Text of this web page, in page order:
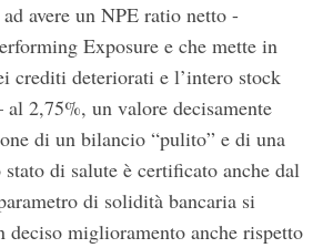
avere un NPE ratio netto -
Exposure e che mette in
crediti deteriorati e l’intero stock
2,75%, un valore decisamente
di un bilancio “pulito” e di una
stato di salute è certificato anche dal
di solidità bancaria si
deciso miglioramento anche rispetto